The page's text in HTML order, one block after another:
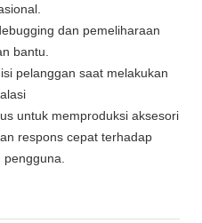
dan pemeliharaan
bantu.
pelanggan saat melakukan
untuk memproduksi aksesori
respons cepat terhadap